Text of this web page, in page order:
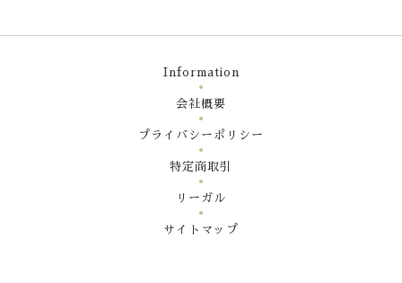
Information
会社概要
プライバシーポリシー
特定商取引
リーガル
サイトマップ